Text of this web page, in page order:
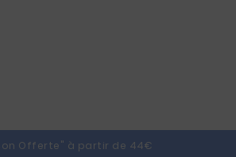
Offerte" à partir de 44€